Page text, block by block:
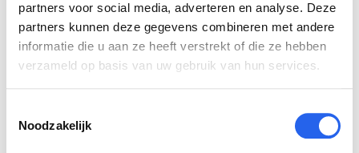
partners voor social media, adverteren en analyse. Deze
partners kunnen deze gegevens combineren met andere
informatie die u aan ze heeft verstrekt of die ze hebben
verzameld op basis van uw gebruik van hun services.
Noodzakelijk
Over ons
Inloggen
Registreren